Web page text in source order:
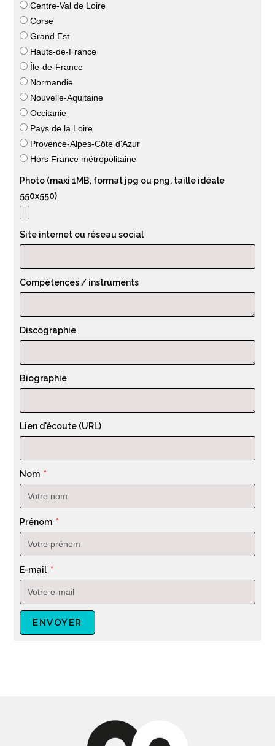
Centre-Val de Loire
Corse
Grand Est
Hauts-de-France
Île-de-France
Normandie
Nouvelle-Aquitaine
Occitanie
Pays de la Loire
Provence-Alpes-Côte d'Azur
Hors France métropolitaine
Photo (maxi 1MB, format jpg ou png, taille idéale
550x550)
Site internet ou réseau social
Compétences / instruments
Discographie
Biographie
Lien d'écoute (URL)
Nom
Prénom
E-mail
ENVOYER